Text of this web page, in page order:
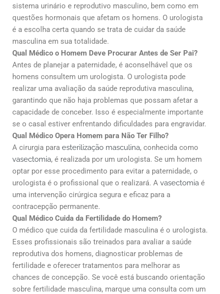
sistema urinário e reprodutivo masculino, bem como em
questões hormonais que afetam os homens. O urologista
é a escolha certa quando se trata de cuidar da saúde
masculina em sua totalidade.
Qual Médico o Homem Deve Procurar Antes de Ser Pai?
Antes de planejar a paternidade, é aconselhável que os
homens consultem um urologista. O urologista pode
realizar uma avaliação da saúde reprodutiva masculina,
garantindo que não haja problemas que possam afetar a
capacidade de conceber. Isso é especialmente importante
se o casal estiver enfrentando dificuldades para engravidar.
Qual Médico Opera Homem para Não Ter Filho?
A cirurgia para esterilização masculina, conhecida como
vasectomia, é realizada por um urologista. Se um homem
optar por esse procedimento para evitar a paternidade, o
urologista é o profissional que o realizará. A vasectomia é
uma intervenção cirúrgica segura e eficaz para a
contracepção permanente.
Qual Médico Cuida da Fertilidade do Homem?
O médico que cuida da fertilidade masculina é o urologista.
Esses profissionais são treinados para avaliar a saúde
reprodutiva dos homens, diagnosticar problemas de
fertilidade e oferecer tratamentos para melhorar as
chances de concepção. Se você está buscando orientação
sobre fertilidade masculina, marque uma consulta com um